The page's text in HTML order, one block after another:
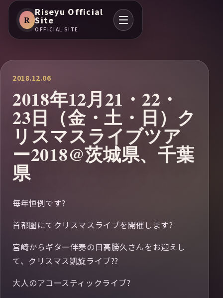
R
Riseyu Official
Site
OFFICIAL SITE
2018.12.06
2018年12月21・22・
23日（金・土・日）ク
リスマスライブツア
ー2018@茨城県、千葉
県
毎年恒例です?
首都圏にてクリスマスライブを開催します?
宮崎からギター伴奏の日高勝久さんをお迎えし
て、クリスマス凱旋ライブ??
大人のアコースティックライブ?